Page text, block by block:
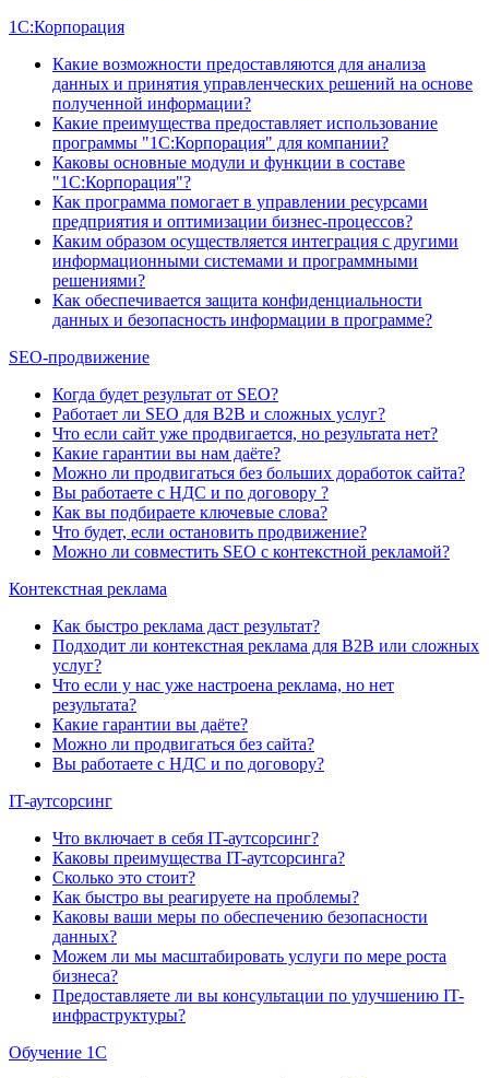
1С:Корпорация
Какие возможности предоставляются для анализа
данных и принятия управленческих решений на основе
полученной информации?
Какие преимущества предоставляет использование
программы "1С:Корпорация" для компании?
Каковы основные модули и функции в составе
"1С:Корпорация"?
Как программа помогает в управлении ресурсами
предприятия и оптимизации бизнес-процессов?
Каким образом осуществляется интеграция с другими
информационными системами и программными
решениями?
Как обеспечивается защита конфиденциальности
данных и безопасность информации в программе?
SEO-продвижение
Когда будет результат от SEO?
Работает ли SEO для B2B и сложных услуг?
Что если сайт уже продвигается, но результата нет?
Какие гарантии вы нам даёте?
Можно ли продвигаться без больших доработок сайта?
Вы работаете с НДС и по договору ?
Как вы подбираете ключевые слова?
Что будет, если остановить продвижение?
Можно ли совместить SEO с контекстной рекламой?
Контекстная реклама
Как быстро реклама даст результат?
Подходит ли контекстная реклама для B2B или сложных
услуг?
Что если у нас уже настроена реклама, но нет
результата?
Какие гарантии вы даёте?
Можно ли продвигаться без сайта?
Вы работаете с НДС и по договору?
IT-аутсорсинг
Что включает в себя IT-аутсорсинг?
Каковы преимущества IT-аутсорсинга?
Сколько это стоит?
Как быстро вы реагируете на проблемы?
Каковы ваши меры по обеспечению безопасности
данных?
Можем ли мы масштабировать услуги по мере роста
бизнеса?
Предоставляете ли вы консультации по улучшению IT-
инфраструктуры?
Обучение 1С